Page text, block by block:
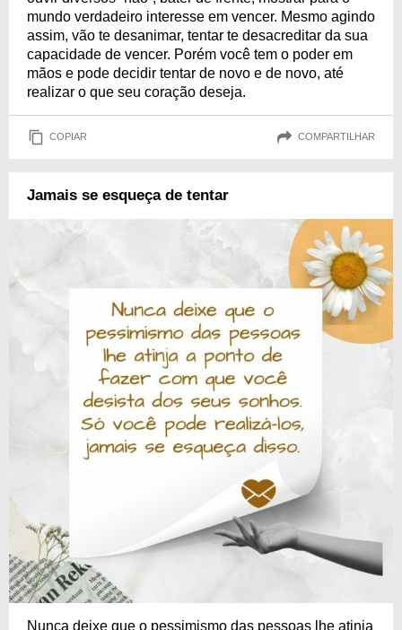
mundo verdadeiro interesse em vencer. Mesmo agindo
assim, vão te desanimar, tentar te desacreditar da sua
capacidade de vencer. Porém você tem o poder em
mãos e pode decidir tentar de novo e de novo, até
realizar o que seu coração deseja.
COPIAR COMPARTILHAR
Jamais se esqueça de tentar
Nunca deixe que o pessimismo das pessoas lhe atinja